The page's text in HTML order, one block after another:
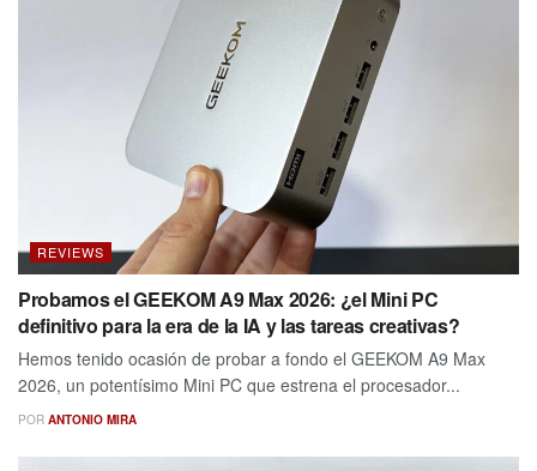
REVIEWS
Probamos el GEEKOM A9 Max 2026: ¿el Mini PC
definitivo para la era de la IA y las tareas creativas?
Hemos tenido ocasión de probar a fondo el GEEKOM A9 Max
2026, un potentísimo Mini PC que estrena el procesador...
POR ANTONIO MIRA